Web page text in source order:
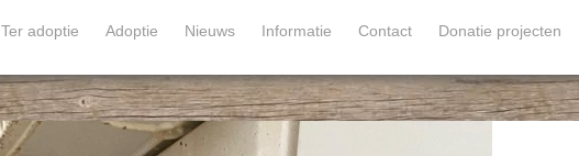
Ter adoptie Adoptie Nieuws Informatie Contact Donatie projecten